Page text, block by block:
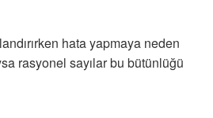
hata yapmaya neden
rasyonel sayılar bu bütünlüğü